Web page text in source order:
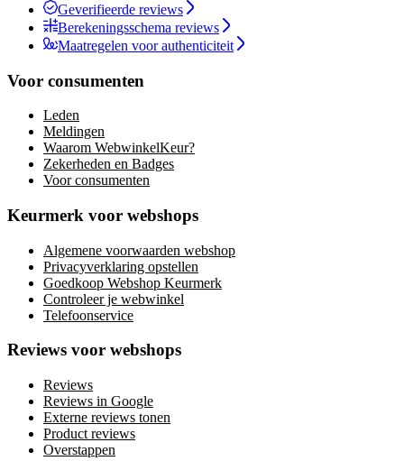
Geverifieerde reviews
Berekeningsschema reviews
Maatregelen voor authenticiteit
Voor consumenten
Leden
Meldingen
Waarom WebwinkelKeur?
Zekerheden en Badges
Voor consumenten
Keurmerk voor webshops
Algemene voorwaarden webshop
Privacyverklaring opstellen
Goedkoop Webshop Keurmerk
Controleer je webwinkel
Telefoonservice
Reviews voor webshops
Reviews
Reviews in Google
Externe reviews tonen
Product reviews
Overstappen